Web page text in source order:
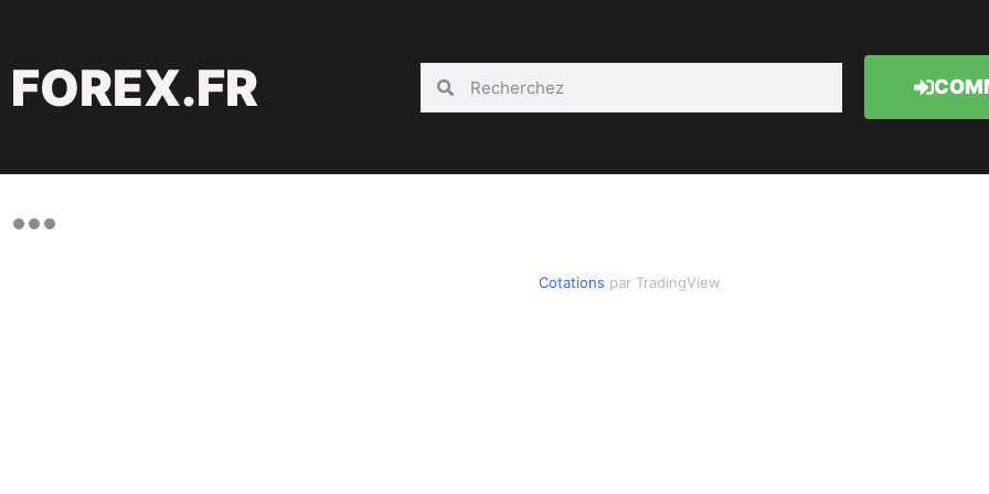
FOREX.FR
Cotations par TradingView